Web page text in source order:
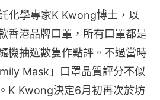
化學專家K Kwong博士，以
香港品牌口罩，所有口罩都是
機抽選數隻作點評。不過當時
Mask」口罩品質評分不似
K Kwong決定6月初再次於坊